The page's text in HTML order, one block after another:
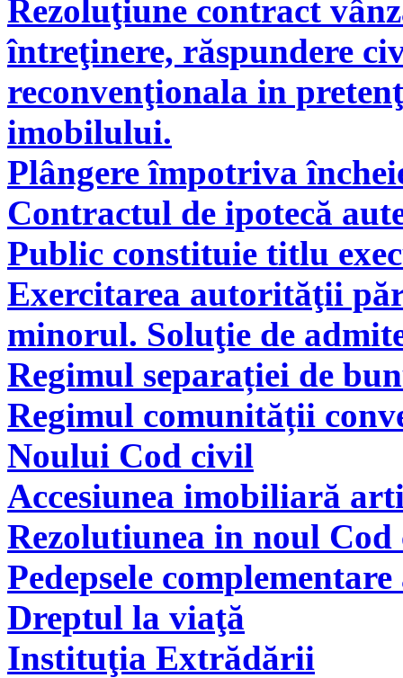
Rezoluţiune contract
întreţinere, răspundere
reconvenţionala in
imobilului.
Plângere împotriva
Contractul de ipotecă
Public constituie titlu
Exercitarea autorităţii
minorul. Soluţie de
Regimul separației de
Regimul comunității
Noului Cod civil
Accesiunea imobiliară
Rezolutiunea in noul
Pedepsele
Dreptul la viaţă
Instituţia Extrădării